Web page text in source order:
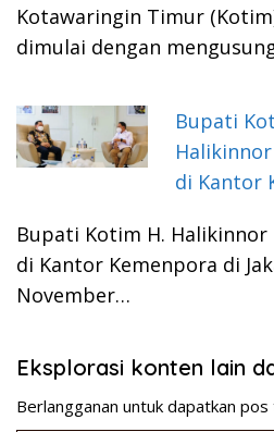
Kotawaringin Timur
dimulai dengan
Bupati
di Kantor
Bupati Kotim H.
di Kantor Kemenpora di
November…
Eksplorasi konten lain
Berlangganan untuk dapatkan